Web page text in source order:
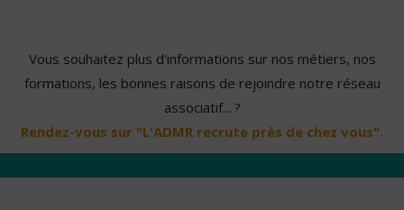
Vous souhaitez plus d'informations sur nos métiers, nos
formations, les bonnes raisons de rejoindre notre réseau
associatif... ?
Rendez-vous sur "L'ADMR recrute près de chez vous".